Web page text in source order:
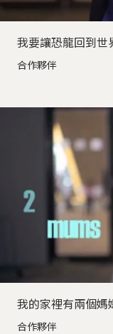
我要讓恐龍回到世
合作夥伴
我的家裡有兩個媽
合作夥伴